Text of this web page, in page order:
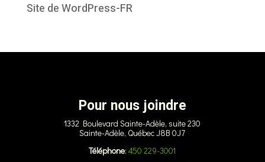
Site de WordPress-FR
Pour nous joindre
1332 Boulevard Sainte-Adèle, suite 230
Sainte-Adèle, Québec J8B 0J7
Téléphone:450 229-3001